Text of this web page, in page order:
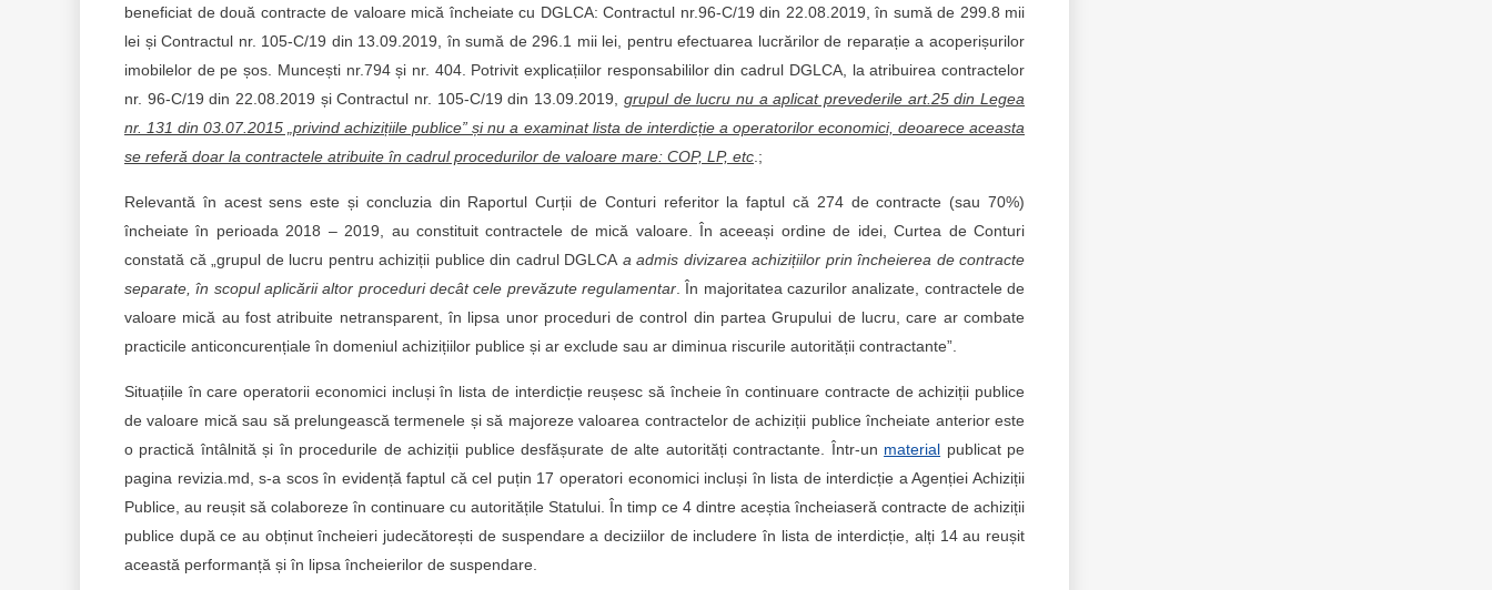
beneficiat de două contracte de valoare mică încheiate cu DGLCA: Contractul nr.96-C/19 din 22.08.2019, în sumă de 299.8 mii
lei și Contractul nr. 105-C/19 din 13.09.2019, în sumă de 296.1 mii lei, pentru efectuarea lucrărilor de reparație a acoperișurilor
imobilelor de pe șos. Muncești nr.794 și nr. 404. Potrivit explicațiilor responsabililor din cadrul DGLCA, la atribuirea contractelor
nr. 96-C/19 din 22.08.2019 și Contractul nr. 105-C/19 din 13.09.2019, grupul de lucru nu a aplicat prevederile art.25 din Legea
nr. 131 din 03.07.2015 „privind achizițiile publice” și nu a examinat lista de interdicție a operatorilor economici, deoarece aceasta
se referă doar la contractele atribuite în cadrul procedurilor de valoare mare: COP, LP, etc .;
Relevantă în acest sens este și concluzia din Raportul Curții de Conturi referitor la faptul că 274 de contracte (sau 70%)
încheiate în perioada 2018 – 2019, au constituit contractele de mică valoare. În aceeași ordine de idei, Curtea de Conturi
constată că „grupul de lucru pentru achiziții publice din cadrul DGLCA a admis divizarea achizițiilor prin încheierea de contracte
separate, în scopul aplicării altor proceduri decât cele prevăzute regulamentar . În majoritatea cazurilor analizate, contractele de
valoare mică au fost atribuite netransparent, în lipsa unor proceduri de control din partea Grupului de lucru, care ar combate
practicile anticoncurențiale în domeniul achizițiilor publice și ar exclude sau ar diminua riscurile autorității contractante”.
Situațiile în care operatorii economici incluși în lista de interdicție reușesc să încheie în continuare contracte de achiziții publice
de valoare mică sau să prelungească termenele și să majoreze valoarea contractelor de achiziții publice încheiate anterior este
o practică întâlnită și în procedurile de achiziții publice desfășurate de alte autorități contractante. Într-un material publicat pe
pagina revizia.md, s-a scos în evidență faptul că cel puțin 17 operatori economici incluși în lista de interdicție a Agenției Achiziții
Publice, au reușit să colaboreze în continuare cu autoritățile Statului. În timp ce 4 dintre aceștia încheiaseră contracte de achiziții
publice după ce au obținut încheieri judecătorești de suspendare a deciziilor de includere în lista de interdicție, alți 14 au reușit
această performanță și în lipsa încheierilor de suspendare.